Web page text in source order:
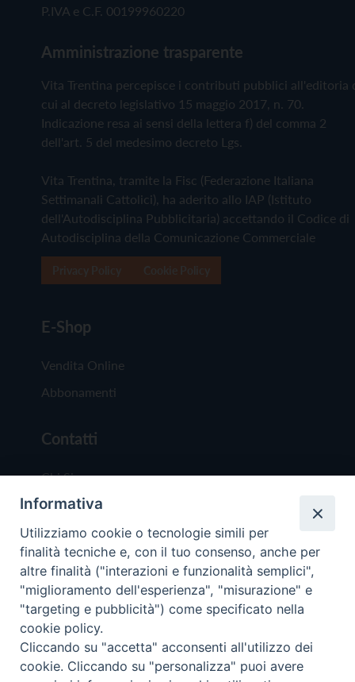
P.IVA e C.F. 00199960220
Amministrazione trasparente
Vita Trentina percepisce i contributi pubblici all'editoria
cui al decreto legislativo 15 maggio 2017, n. 70.
Indicazione resa ai sensi della lettera f) del comma 2
dell'art. 5 del medesimo decreto Lgs.
Vita Trentina, tramite la Fisc (Federazione Italiana
Settimanali Cattolici), ha aderito allo IAP (Istituto
dell'Autodisciplina Pubblicitaria) accettando il Codice di
Autodisciplina della Comunicazione Commerciale
E-Shop
Vendita Online
Abbonamenti
Contatti
Chi Siamo
Redazione
Scrivici
Copyright © 2019 - Tutti i diritti riservati - Vita
Trentina Editrice
Informativa
Utilizziamo cookie o tecnologie simili per
finalità tecniche e, con il tuo consenso, anche per
altre finalità ("interazioni e funzionalità semplici",
"miglioramento dell'esperienza", "misurazione" e
"targeting e pubblicità") come specificato nella
cookie policy.
Cliccando su "accetta" acconsenti all'utilizzo dei
cookie. Cliccando su "personalizza" puoi avere